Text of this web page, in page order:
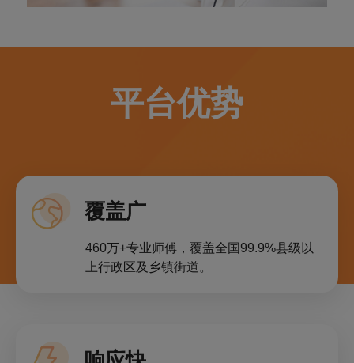
平台优势
覆盖广
460万+专业师傅，覆盖全国99.9%县级以
上行政区及乡镇街道。